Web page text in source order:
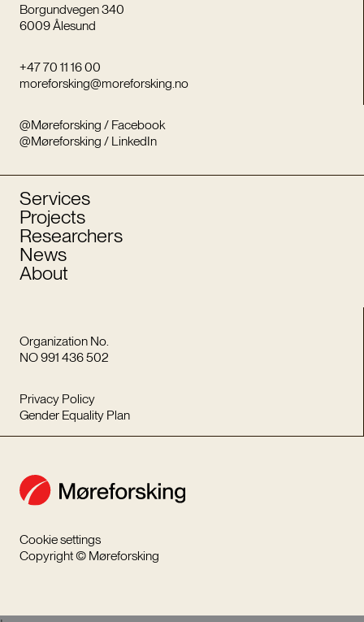
Borgundvegen 340
6009 Ålesund
+47 70 11 16 00
moreforsking@moreforsking.no
@Møreforsking / Facebook
@Møreforsking / LinkedIn
Organization No.
NO 991 436 502
Privacy Policy
Gender Equality Plan
Services
Projects
Researchers
News
About
Cookie settings
Copyright © Møreforsking